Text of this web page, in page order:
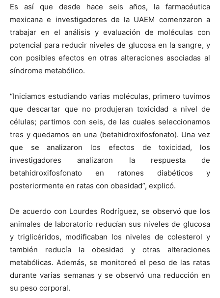
Es así que desde hace seis años, la farmacéutica
mexicana e investigadores de la UAEM comenzaron a
trabajar en el análisis y evaluación de moléculas con
potencial para reducir niveles de glucosa en la sangre, y
con posibles efectos en otras alteraciones asociadas al
síndrome metabólico.
“Iniciamos estudiando varias moléculas, primero tuvimos
que descartar que no produjeran toxicidad a nivel de
células; partimos con seis, de las cuales seleccionamos
tres y quedamos en una (betahidroxifosfonato). Una vez
que se analizaron los efectos de toxicidad, los
investigadores analizaron la respuesta de
betahidroxifosfonato en ratones diabéticos y
posteriormente en ratas con obesidad”, explicó.
De acuerdo con Lourdes Rodríguez, se observó que los
animales de laboratorio reducían sus niveles de glucosa
y triglicéridos, modificaban los niveles de colesterol y
también reducía la obesidad y otras alteraciones
metabólicas. Además, se monitoreó el peso de las ratas
durante varias semanas y se observó una reducción en
su peso corporal.